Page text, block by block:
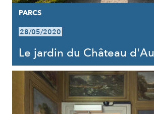
PARCS
28/05/2020
Le jardin du Château